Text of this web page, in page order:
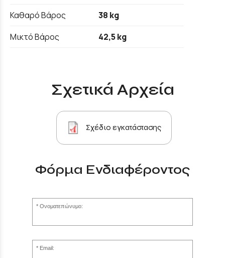
Καθαρό Βάρος
38 kg
Μικτό Βάρος
42,5 kg
Σχετικά Αρχεία
Σχέδιο εγκατάστασης
Φόρμα Ενδιαφέροντος
Ονοματεπώνυμο:
Email: